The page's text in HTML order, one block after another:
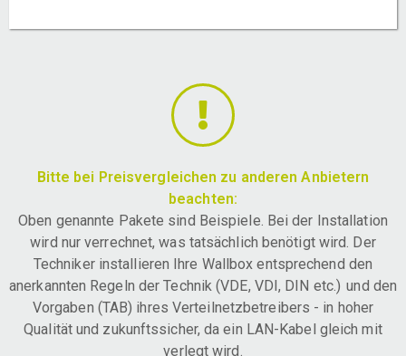
Bitte bei Preisvergleichen zu anderen Anbietern
beachten:
Oben genannte Pakete sind Beispiele. Bei der Installation
wird nur verrechnet, was tatsächlich benötigt wird. Der
Techniker installieren Ihre Wallbox entsprechend den
anerkannten Regeln der Technik (VDE, VDI, DIN etc.) und den
Vorgaben (TAB) ihres Verteilnetzbetreibers - in hoher
Qualität und zukunftssicher, da ein LAN-Kabel gleich mit
verlegt wird.